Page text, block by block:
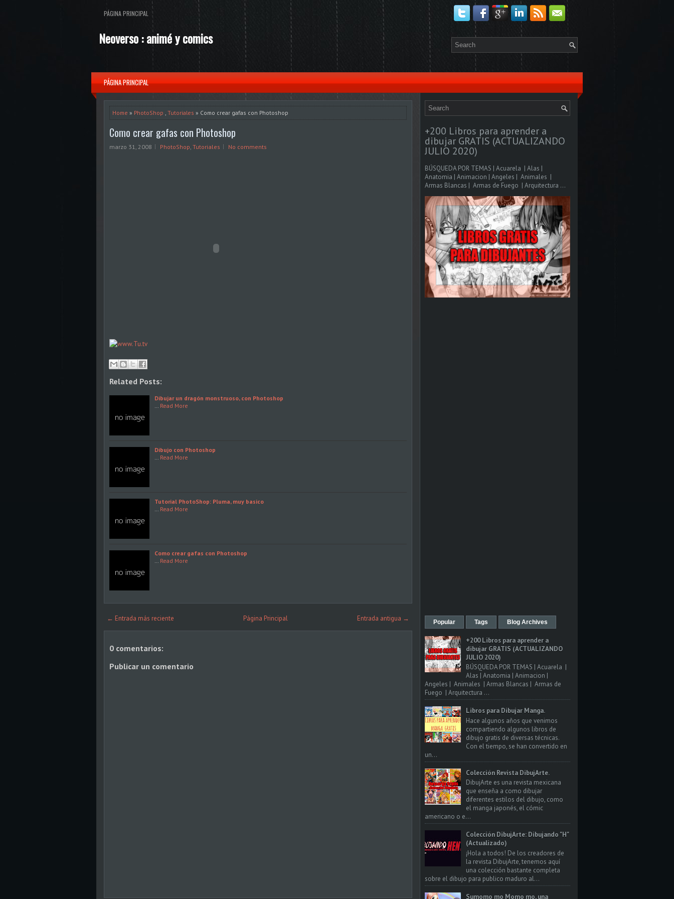
PÁGINA PRINCIPAL
Neoverso : animé y comics
PÁGINA PRINCIPAL
Home » PhotoShop , Tutoriales » Como crear gafas con Photoshop
Como crear gafas con Photoshop
marzo 31, 2008 PhotoShop, Tutoriales No comments
Related Posts:
Dibujar un dragón monstruoso, con Photoshop
Read More
Dibujo con Photoshop
Read More
Tutorial PhotoShop: Pluma, muy basico
Read More
Como crear gafas con Photoshop
Read More
← Entrada más reciente Entrada antigua →
Página Principal
0 comentarios:
Publicar un comentario
+200 Libros para aprender a
dibujar GRATIS (ACTUALIZANDO
JULIO 2020)
BÚSQUEDA POR TEMAS | Acuarela | Alas |
Anatomia | Animacion | Angeles | Animales |
Armas Blancas | Armas de Fuego | Arquitectura ...
Popular Tags Blog Archives
+200 Libros para aprender a
dibujar GRATIS (ACTUALIZANDO
JULIO 2020)
BÚSQUEDA POR TEMAS | Acuarela |
Alas | Anatomia | Animacion |
Angeles | Animales | Armas Blancas | Armas de
Fuego | Arquitectura ...
Libros para Dibujar Manga.
Hace algunos años que venimos
compartiendo algunos libros de
dibujo gratis de diversas técnicas.
Con el tiempo, se han convertido en
un...
Colección Revista DibujArte.
DibujArte es una revista mexicana
que enseña a como dibujar
diferentes estilos del dibujo, como
el manga japonés, el cómic
americano o e...
Colección DibujArte: Dibujando "H"
(Actualizado)
¡Hola a todos! De los creadores de
la revista DibujArte, tenemos aquí
una colección bastante completa
sobre el dibujo para publico maduro al...
Sumomo mo Momo mo, una